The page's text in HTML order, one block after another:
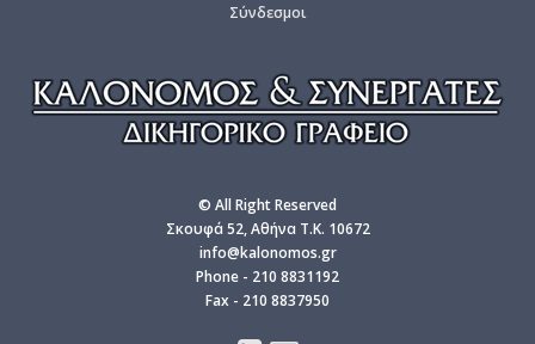
Σύν­δε­σμοι
© All Right Reserved
Σκουφά 52, Αθήνα T.K. 10672
info@kalonomos.gr
Phone - 210 8831192
Fax - 210 8837950